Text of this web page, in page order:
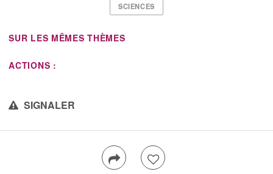
SCIENCES
SUR LES MÊMES THÈMES
ACTIONS :
SIGNALER